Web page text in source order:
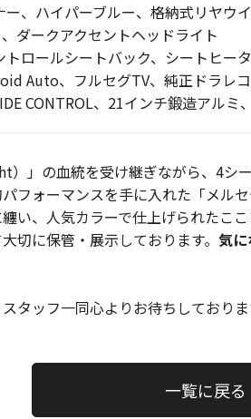
ー、ハイパーブルー、格納式リヤウ
ダークアクセントヘッドライト
トロールシートバック、シートヒー
Auto、フルセグTV、純正ドラレ
CONTROL、21インチ鍛造アルミ
）」の血統を受け継ぎながら、4シ
フォーマンスを手に入れた「メルセ
い、人気カラーで仕上げられたこ
切に保管・展示しております。 気
タッフ一同心よりお待ちしておりま
一覧に戻る